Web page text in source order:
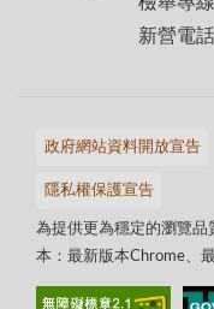
新營電
政府網站資料開放宣告
隱私權保護宣告
為提供更為穩定的瀏覽品
本：最新版本Chrome、